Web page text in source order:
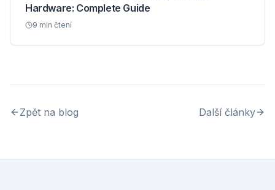
Hardware: Complete Guide
9 min čtení
Zpět na blog Další články